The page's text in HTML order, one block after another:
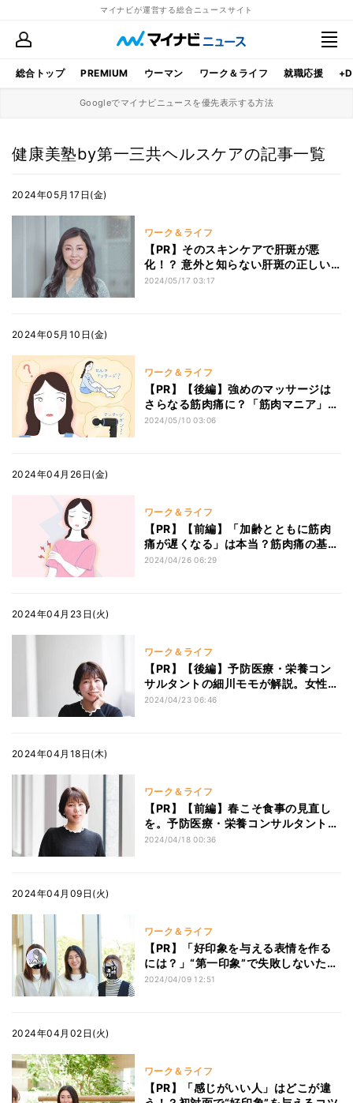
マイナビが運営する総合ニュースサイト
総合トップ PREMIUM ウーマン ワーク＆ライフ 就職応援
Googleでマイナビニュースを優先表示する方法
健康美塾by第一三共ヘルスケアの記事一覧
2024年05月17日(金)
ワーク＆ライフ
【PR】そのスキンケアで肝斑が悪
化！？ 意外と知らない肝斑の正しい
ケア方法
2024/05/17 03:17
2024年05月10日(金)
ワーク＆ライフ
【PR】【後編】強めのマッサージは
さらなる筋肉痛に？「筋肉マニア」の
トレーナーが教える筋肉痛ケアの誤解
2024/05/10 03:06
2024年04月26日(金)
ワーク＆ライフ
【PR】【前編】「加齢とともに筋肉
痛が遅くなる」は本当？筋肉痛の基礎
知識を「筋肉マニア」のトレーナーに
2024/04/26 06:29
2024年04月23日(火)
ワーク＆ライフ
【PR】【後編】予防医療・栄養コン
サルタントの細川モモが解説。女性ホ
ルモンの安定につながる食事の摂り方
2024/04/23 06:46
2024年04月18日(木)
ワーク＆ライフ
【PR】【前編】春こそ食事の見直し
を。予防医療・栄養コンサルタントの
細川モモが解説する、女性に摂ってほ
2024/04/18 00:36
2024年04月09日(火)
ワーク＆ライフ
【PR】「好印象を与える表情を作る
には？」“第一印象”で失敗しないため
に大切なこと
2024/04/09 12:51
2024年04月02日(火)
ワーク＆ライフ
【PR】「感じがいい人」はどこが違